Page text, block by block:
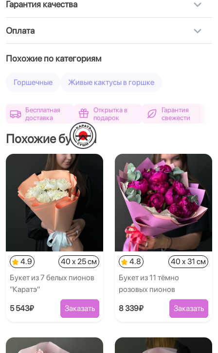
Гарантия качества
Оплата
Похожие по категориям
Горшечные Живые кактусы в горшке
Бесплатная
доставка
Открытка в
подарок
Гарантия
свежести
Похожие букеты
4.9
40 x 25 см
Букет из 7 белых пионов
"Каратэ"
5 543₽ Заказать
4.8
40 x 31 см
Букет из 11 тёмно
розовых пионов
8 339₽ Заказать